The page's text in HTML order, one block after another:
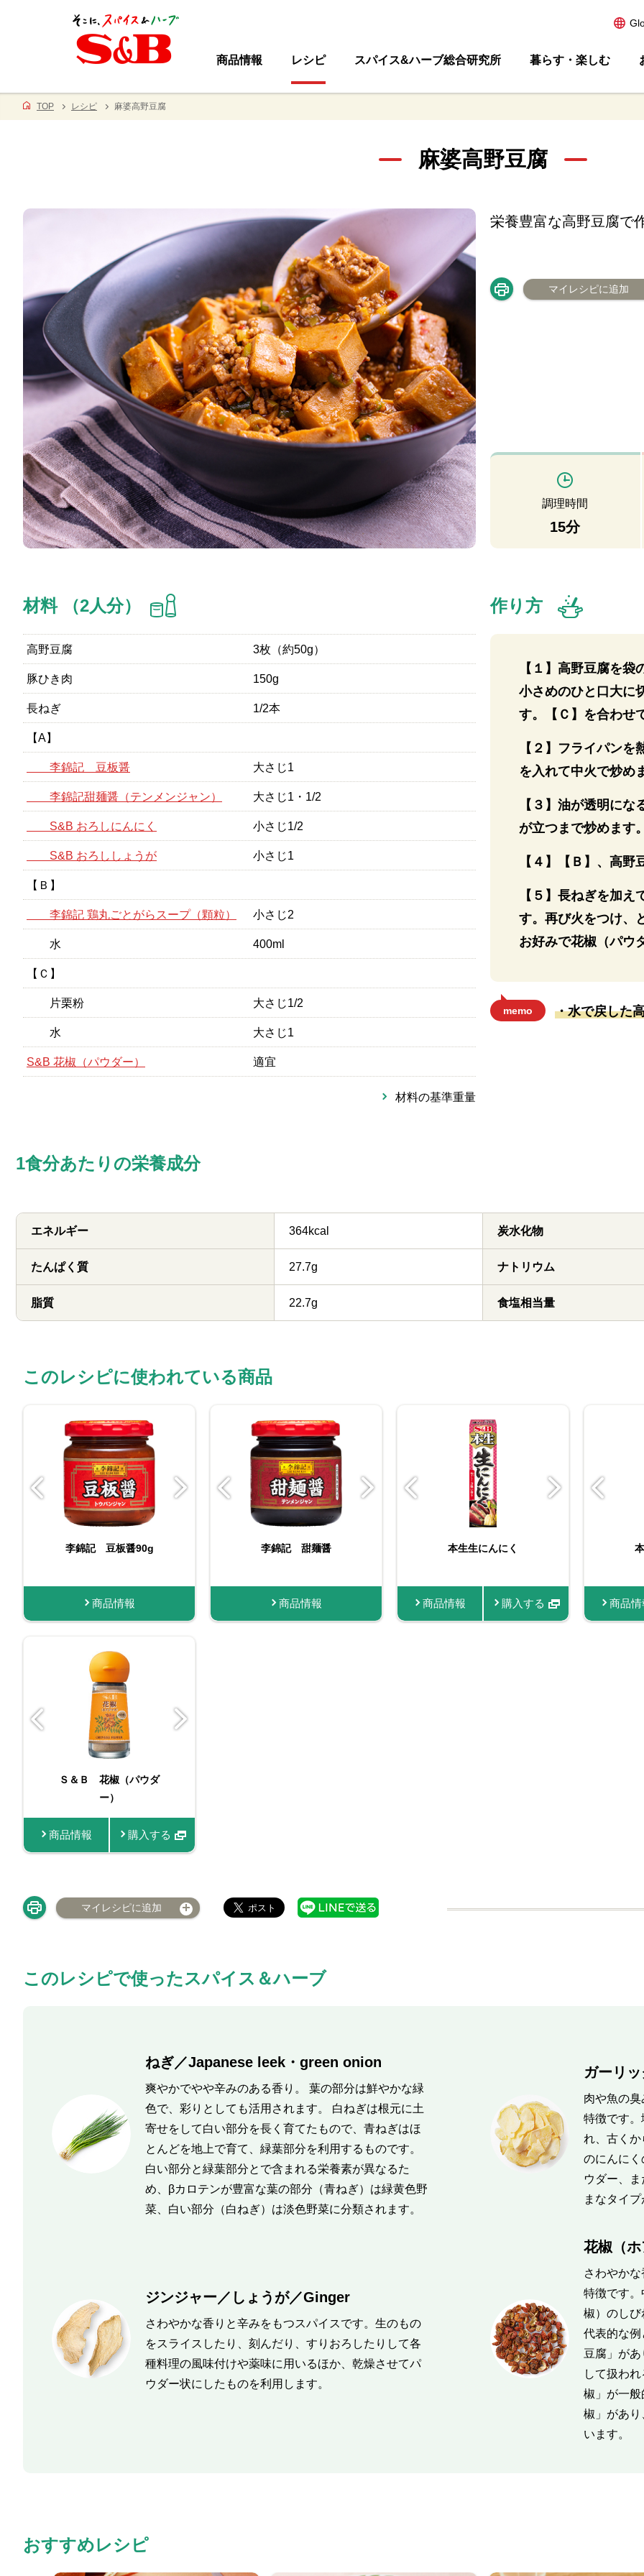
商品情報 レシピ スパイス&ハーブ総合研究所 暮らす・楽しむ
TOP レシピ 麻婆高野豆腐
麻婆高野豆腐
栄養豊富な高野豆腐で
マイレシピに追加
調理時間
15分
材料 （2人分）
高野豆腐 3枚（約50g）
豚ひき肉 150g
長ねぎ 1/2本
【A】
李錦記 豆板醤 大さじ1
李錦記甜麺醤（テンメンジャン） 大さじ1・1/2
S&B おろしにんにく 小さじ1/2
S&B おろししょうが 小さじ1
【Ｂ】
李錦記 鶏丸ごとがらスープ（顆粒） 小さじ2
水 400ml
【Ｃ】
片栗粉 大さじ1/2
水 大さじ1
S&B 花椒（パウダー） 適宜
材料の基準重量
作り方
【１】高野豆腐を
小さめのひと口大に
す。【Ｃ】を合わせ
【２】フライパン
を入れて中火で炒め
【３】油が透明に
が立つまで炒めます。
【４】【Ｂ】、高野
【５】長ねぎを加
す。再び火をつけ、
お好みで花椒（パウ
memo ・水で戻した
1食分あたりの栄養成分
エネルギー 364kcal
たんぱく質 27.7g
脂質 22.7g
炭水化物
ナトリウム
食塩相当量
このレシピに使われている商品
李錦記 豆板醤90g
商品情報
李錦記 豆板醤226g
商品情報
李錦記 豆板醤 素材本
商品情報
李錦記 甜麺醤（チュー
購入する
李錦記 甜麺醤
商品情報
李錦記 甜麺醤（チュー
商品情報 購入する
ビン入りおろし生にんに
購入する
本生生にんにく
商品情報 購入する 商品
お徳用おろし生しょうが
商品情報 購入する 商品情
李錦記
商品情報
Ｓ＆Ｂ 花椒（パウダ
ー）
商品情報 購入する
マイレシピに追加
このレシピで使ったスパイス＆ハーブ
ねぎ／Japanese leek・green onion
爽やかでやや辛みのある香り。 葉の部分は鮮やかな緑
色で、彩りとしても活用されます。 白ねぎは根元に土
寄せをして白い部分を長く育てたもので、青ねぎはほ
とんどを地上で育て、緑葉部分を利用するものです。
白い部分と緑葉部分とで含まれる栄養素が異なるた
め、βカロテンが豊富な葉の部分（青ねぎ）は緑黄色野
菜、白い部分（白ねぎ）は淡色野菜に分類されます。
ガーリ
肉や魚の
特徴です
れ、古く
のにんに
ウダー、
まなタイプ
ジンジャー／しょうが／Ginger
さわやかな香りと辛みをもつスパイスです。生のもの
をスライスしたり、刻んだり、すりおろしたりして各
種料理の風味付けや薬味に用いるほか、乾燥させてパ
ウダー状にしたものを利用します。
花椒（
さわやか
特徴です
椒）のしび
代表的な
豆腐」が
して扱わ
椒」が一
椒」があり
います。
おすすめレシピ